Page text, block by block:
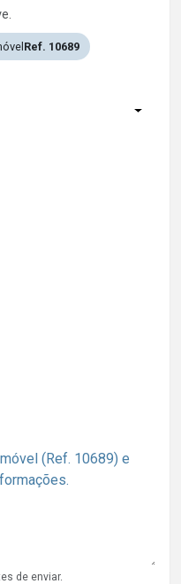
Ref. 10689
de enviar.